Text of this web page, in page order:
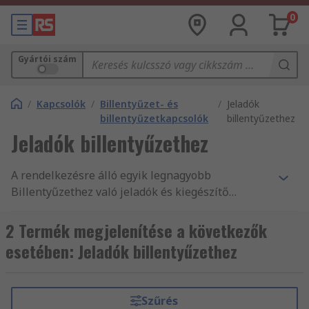
0
Gyártói szám
/ Kapcsolók / Billentyűzet- és
billentyűzetkapcsolók
/ Jeladók
billentyűzethez
Jeladók billentyűzethez
A rendelkezésre álló egyik legnagyobb
Billentyűzethez való jeladók és kiegészítő
alkatrészek, illetve tartozékok ezreinek másnapi
kiszállítása, és termékeink, valamint
szolgáltatásaink magas minősége mind indok
vásárolnak online az RS-től. Függetlenül attól,
2 Termék megjelenítése a következők
esetében: Jeladók billentyűzethez
Szűrés